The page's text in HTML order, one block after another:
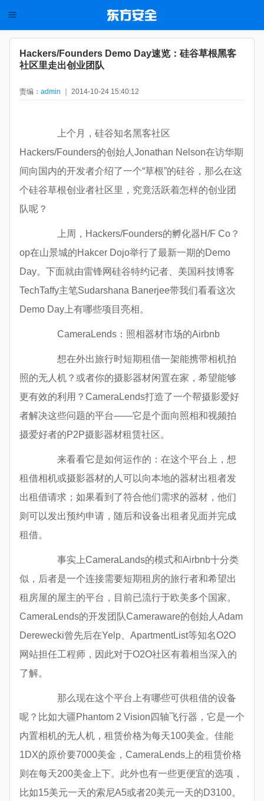
Hackers/Founders Demo Day速览：硅谷草根黑客
社区里走出创业团队
责编： admin ｜ 2014-10-24 15:40:12
上个月，硅谷知名黑客社区
Hackers/Founders的创始人Jonathan Nelson在访华期
间向国内的开发者介绍了一个“草根”的硅谷，那么在这
个硅谷草根创业者社区里，究竟活跃着怎样的创业团
队呢？
上周，Hackers/Founders的孵化器H/F Co？
op在山景城的Hakcer Dojo举行了最新一期的Demo
Day。下面就由雷锋网硅谷特约记者、美国科技博客
TechTaffy主笔Sudarshana Banerjee带我们看看这次
Demo Day上有哪些项目亮相。
CameraLends：照相器材市场的Airbnb
想在外出旅行时短期租借一架能携带相机拍
照的无人机？或者你的摄影器材闲置在家，希望能够
更有效的利用？CameraLends打造了一个帮摄影爱好
者解决这些问题的平台——它是个面向照相和视频拍
摄爱好者的P2P摄影器材租赁社区。
来看看它是如何运作的：在这个平台上，想
租借相机或摄影器材的人可以向本地的器材出租者发
出租借请求；如果看到了符合他们需求的器材，他们
则可以发出预约申请，随后和设备出租者见面并完成
租借。
事实上CameraLands的模式和Airbnb十分类
似，后者是一个连接需要短期租房的旅行者和希望出
租房屋的屋主的平台，目前已流行于欧美多个国家。
CameraLends的开发团队Cameraware的创始人Adam
Derewecki曾先后在Yelp、ApartmentList等知名O2O
网站担任工程师，因此对于O2O社区有着相当深入的
了解。
那么现在这个平台上有哪些可供租借的设备
呢？比如大疆Phantom 2 Vision四轴飞行器，它是一个
内置相机的无人机，租赁价格为每天100美金。佳能
1DX的原价要7000美金，CameraLends上的租赁价格
则在每天200美金上下。此外也有一些更便宜的选项，
比如15美元一天的索尼A5或者20美元一天的D3100。